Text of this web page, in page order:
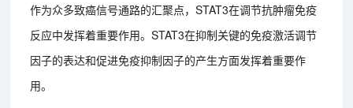
作为众多致癌信号通路的汇聚点，STAT3在调节抗肿瘤免疫
反应中发挥着重要作用。STAT3在抑制关键的免疫激活调节
因子的表达和促进免疫抑制因子的产生方面发挥着重要作
用。